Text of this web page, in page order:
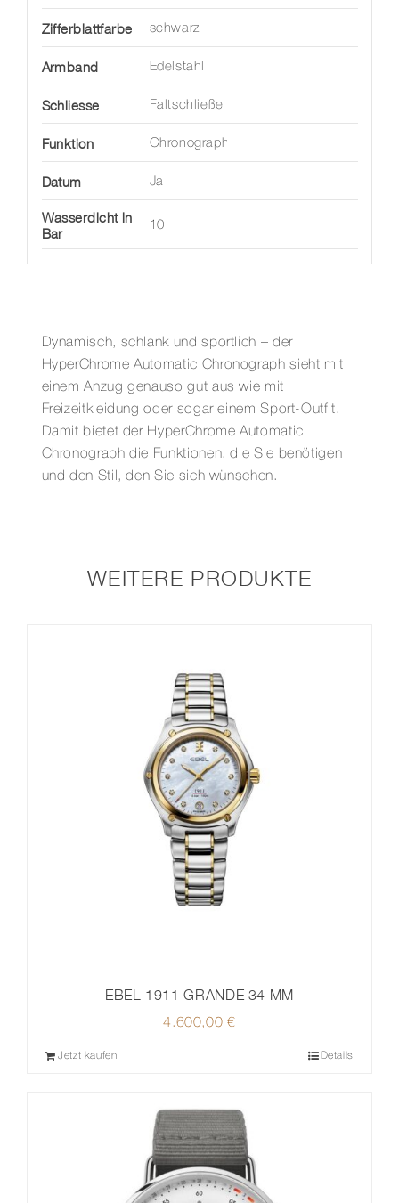
Zifferblattfarbe schwarz
Armband Edelstahl
Schliesse Faltschließe
Funktion Chronograph
Datum Ja
Wasserdicht in
Bar
10
Dynamisch, schlank und sportlich – der
HyperChrome Automatic Chronograph sieht mit
einem Anzug genauso gut aus wie mit
Freizeitkleidung oder sogar einem Sport-Outfit.
Damit bietet der HyperChrome Automatic
Chronograph die Funktionen, die Sie benötigen
und den Stil, den Sie sich wünschen.
WEITERE PRODUKTE
EBEL 1911 GRANDE 34 MM
4.600,00€
Jetzt kaufen Details